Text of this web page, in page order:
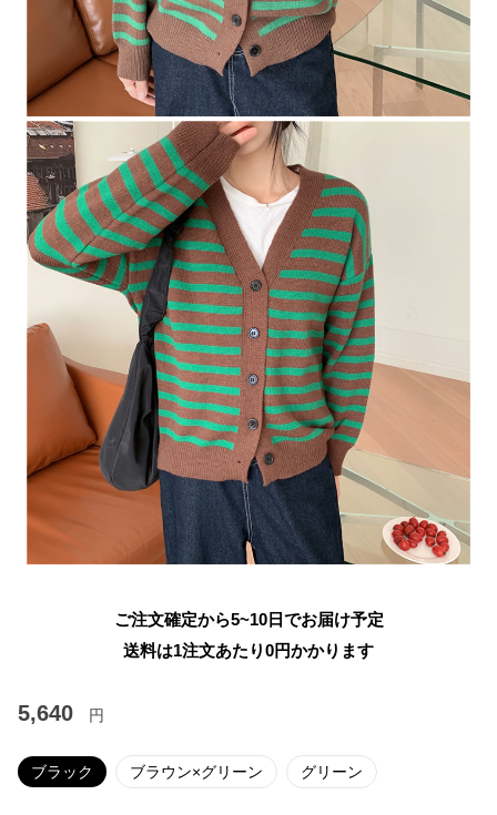
ご注文確定から5~10日でお届け予定
送料は1注文あたり0円かかります
5,640 円
ブラック ブラウン×グリーン グリーン